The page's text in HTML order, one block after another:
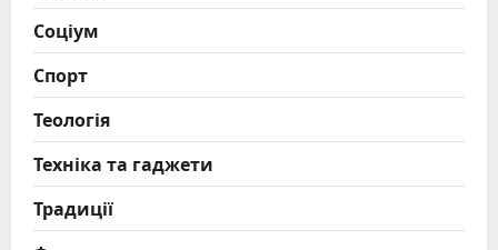
Соціум
Спорт
Теологія
Техніка та гаджети
Традиції